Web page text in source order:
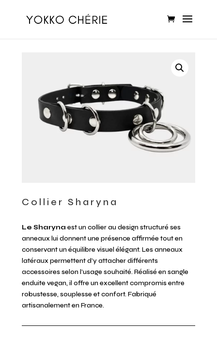
Collier Sharyna
Le Sharyna est un collier au design structuré ses
anneaux lui donnent une présence affirmée tout en
conservant un équilibre visuel élégant. Les anneaux
latéraux permettent d’y attacher différents
accessoires selon l’usage souhaité. Réalisé en sangle
enduite vegan, il offre un excellent compromis entre
robustesse, souplesse et confort. Fabriqué
artisanalement en France.